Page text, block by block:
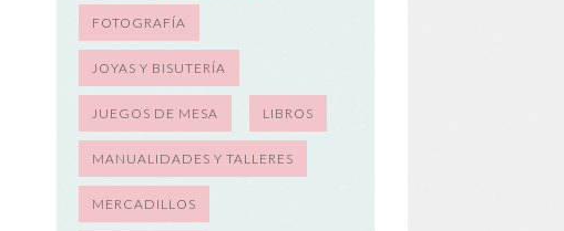
FOTOGRAFÍA
JOYAS Y BISUTERÍA
JUEGOS DE MESA LIBROS
MANUALIDADES Y TALLERES
MERCADILLOS